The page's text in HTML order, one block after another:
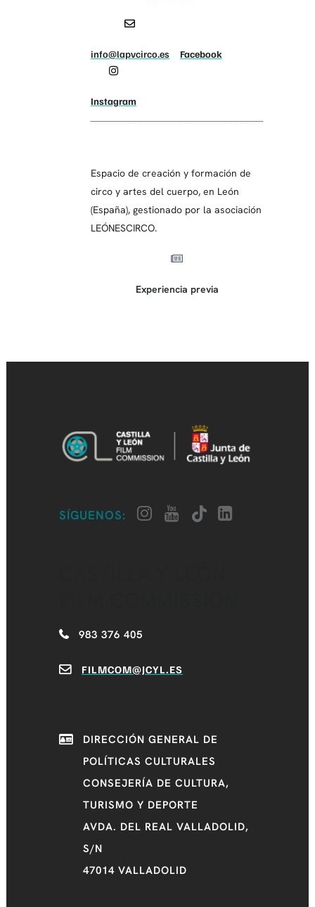
info@lapvcirco.es Facebook
Instagram
Espacio de creación y formación de
circo y artes del cuerpo, en León
(España), gestionado por la asociación
LEÓNESCIRCO.
Experiencia previa
SÍGUENOS:
983 376 405
FILMCOM@JCYL.ES
DIRECCIÓN GENERAL DE
POLÍTICAS CULTURALES
CONSEJERÍA DE CULTURA,
TURISMO Y DEPORTE
AVDA. DEL REAL VALLADOLID,
S/N
47014 VALLADOLID